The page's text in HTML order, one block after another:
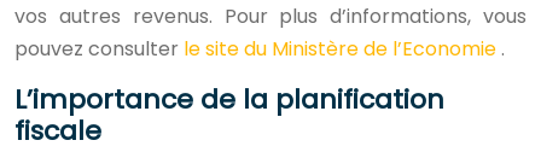
vos autres revenus. Pour plus d’informations, vous
pouvez consulter le site du Ministère de l’Economie .
L’importance de la planification
fiscale